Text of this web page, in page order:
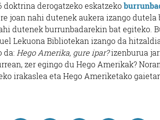
doktrina derogatzeko eskatzeko
joan nahi dutenek aukera izango dutela
dutenek burrunbadarekin bat egiteko.
Lekuona Bibliotekan izango da hitzaldia
da: Hego Amerika, gure ipar?izenburua
zer egingo du Hego Amerikak?
irakaslea eta Hego Ameriketako